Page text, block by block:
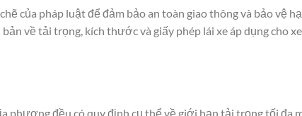
của pháp luật để đảm bảo an toàn giao thông và bảo vệ hạ
về tải trọng, kích thước và giấy phép lái xe áp dụng cho xe
phương đều có quy định cụ thể về giới hạn tải trọng tối đa